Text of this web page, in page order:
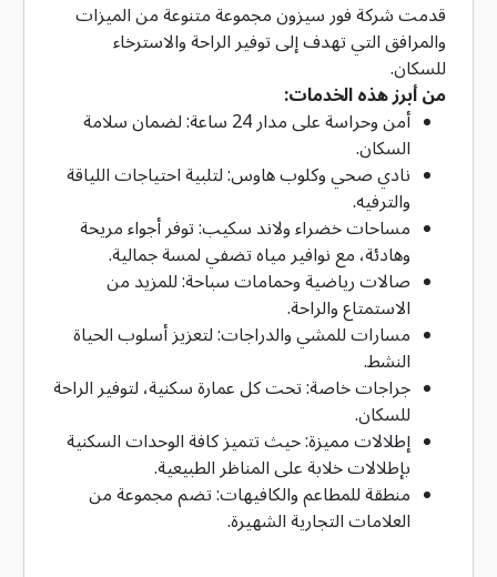
قدمت شركة فور سيزون مجموعة متنوعة من الميزات
والمرافق التي تهدف إلى توفير الراحة والاسترخاء
للسكان.
من أبرز هذه الخدمات:
أمن وحراسة على مدار 24 ساعة: لضمان سلامة
السكان.
نادي صحي وكلوب هاوس: لتلبية احتياجات اللياقة
والترفيه.
مساحات خضراء ولاند سكيب: توفر أجواء مريحة
وهادئة، مع نوافير مياه تضفي لمسة جمالية.
صالات رياضية وحمامات سباحة: للمزيد من
الاستمتاع والراحة.
مسارات للمشي والدراجات: لتعزيز أسلوب الحياة
النشط.
جراجات خاصة: تحت كل عمارة سكنية، لتوفير الراحة
للسكان.
إطلالات مميزة: حيث تتميز كافة الوحدات السكنية
بإطلالات خلابة على المناظر الطبيعية.
منطقة للمطاعم والكافيهات: تضم مجموعة من
العلامات التجارية الشهيرة.